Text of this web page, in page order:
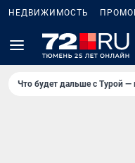
НЕДВИЖИМОСТЬ
Что будет дальше с Турой —